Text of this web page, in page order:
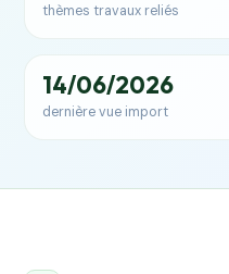
thèmes travaux reliés
14/06/2026
dernière vue import